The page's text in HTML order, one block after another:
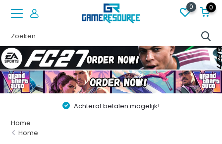
0 0
Achteraf betalen mogelijk!
Home
Home